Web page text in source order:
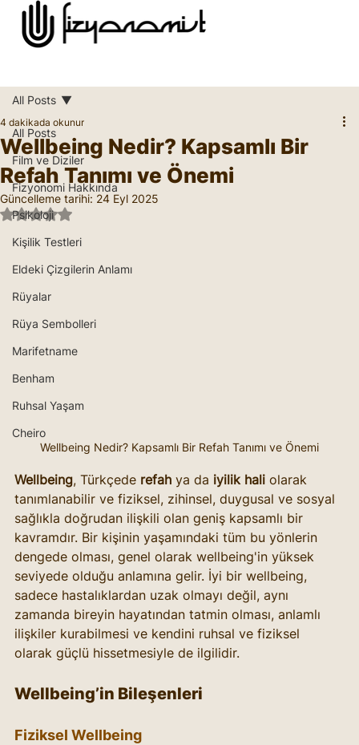
All Posts
Film ve Diziler
Fizyonomi Hakkında
Psikoloji
Kişilik Testleri
Eldeki Çizgilerin Anlamı
Rüyalar
Rüya Sembolleri
Marifetname
Benham
Ruhsal Yaşam
Cheiro
All Posts
Wellbeing Nedir? Kapsamlı Bir
Refah Tanımı ve Önemi
4 dakikada okunur
Güncelleme tarihi: 24 Eyl 2025
5 üzerinden NaN yıldız
Wellbeing Nedir? Kapsamlı Bir Refah Tanımı ve Önemi
Wellbeing, Türkçede refah ya da iyilik hali olarak
tanımlanabilir ve fiziksel, zihinsel, duygusal ve sosyal
sağlıkla doğrudan ilişkili olan geniş kapsamlı bir
kavramdır. Bir kişinin yaşamındaki tüm bu yönlerin
dengede olması, genel olarak wellbeing'in yüksek
seviyede olduğu anlamına gelir. İyi bir wellbeing,
sadece hastalıklardan uzak olmayı değil, aynı
zamanda bireyin hayatından tatmin olması, anlamlı
ilişkiler kurabilmesi ve kendini ruhsal ve fiziksel
olarak güçlü hissetmesiyle de ilgilidir.
Wellbeing’in Bileşenleri
Fiziksel Wellbeing